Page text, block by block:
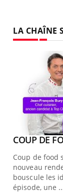
LA CHAÎNE
Youtube
COUP DE
Coup de food
nouveau
bouscule les
épisode, une